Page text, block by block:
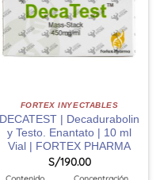
FORTEX INYECTABLES
DECATEST | Decadurabolin
y Testo. Enantato | 10 ml
Vial | FORTEX PHARMA
S/190.00